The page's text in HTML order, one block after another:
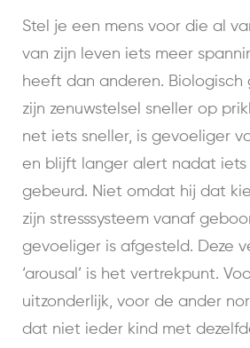
Stel je een mens voor die al
van zijn leven iets meer
heeft dan anderen. Biologisch
zijn zenuwstelsel sneller op
net iets sneller, is gevoeliger
en blijft langer alert nadat iets
gebeurd. Niet omdat hij dat
zijn stresssysteem vanaf
gevoeliger is afgesteld. Deze
‘arousal’ is het vertrekpunt.
uitzonderlijk, voor de ander
dat niet ieder kind met